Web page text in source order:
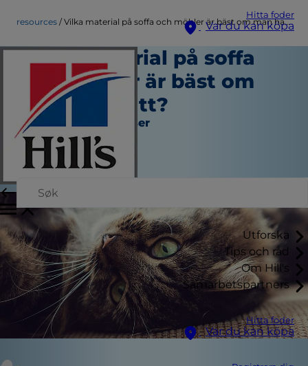
Hitta foder
Var du kan köpa
Utforska
Tips och råd
Om Hill's
Samarbetspartners
Hitta foder
Var du kan köpa
resources Vilka material på soffa och möbler är bäst om man har katt?
Vilka material på soffa
och möbler är bäst om
man har katt?
Verktyg och Resurser
Christine O'Brien
November 25, 2019